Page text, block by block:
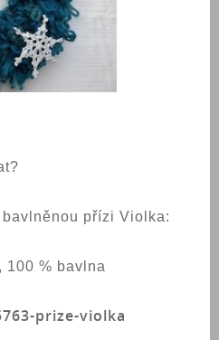
přízi Violka:
100 % bavlna
prize-violka